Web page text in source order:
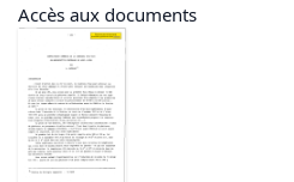
Accès aux documents